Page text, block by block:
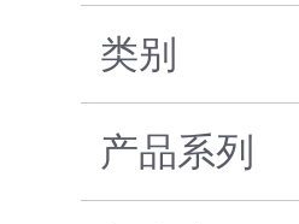
类别
产品系列